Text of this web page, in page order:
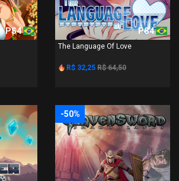
PS4 PS4
The Language Of Love
R$ 32,25 R$ 64,50
-50%